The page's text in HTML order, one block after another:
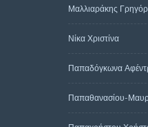
Μαλλιαράκης
Νίκα Χριστίνα
Παπαδόγκωνα
Παπαθανασίου-